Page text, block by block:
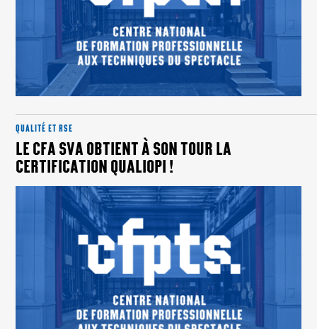
QUALITÉ ET RSE
LE CFA SVA OBTIENT À SON TOUR LA
CERTIFICATION QUALIOPI !